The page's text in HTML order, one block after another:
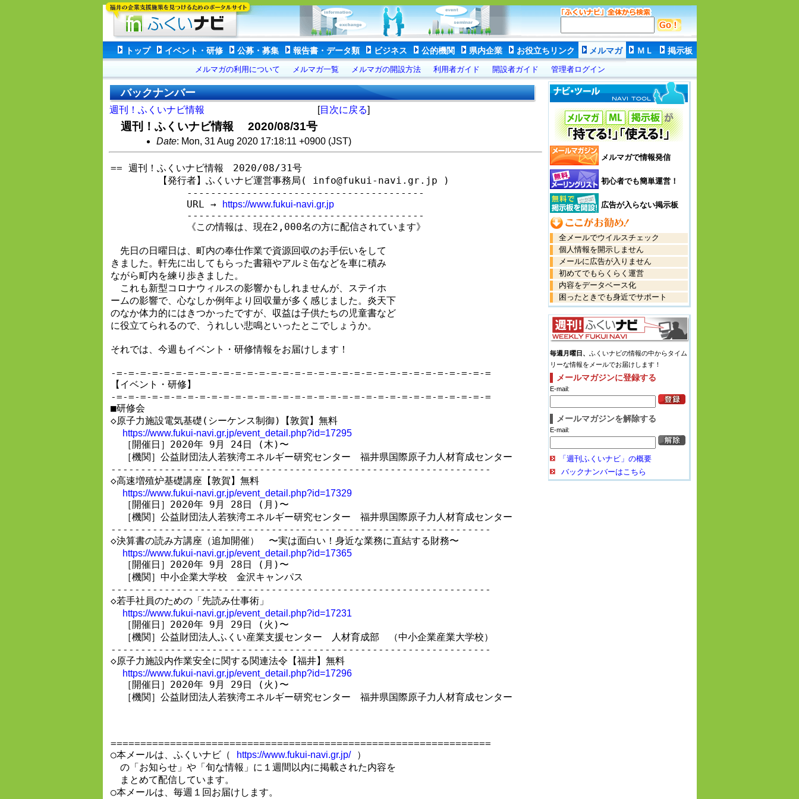
トップ イベント・研修 公募・募集 報告書・データ類 ビジネス 公的機関 県内企業 お役立ちリンク メルマガ ＭＬ 掲示板
メルマガの利用について メルマガ一覧 メルマガの開設方法 利用者ガイド 開設者ガイド 管理者ログイン
バックナンバー
週刊！ふくいナビ情報 [目次に戻る]
週刊！ふくいナビ情報 2020/08/31号
Date: Mon, 31 Aug 2020 17:18:11 +0900 (JST)
== 週刊！ふくいナビ情報　2020/08/31号
【発行者】ふくいナビ運営事務局( info@fukui-navi.gr.jp )
----------------------------------------
URL →
https://www.fukui-navi.gr.jp
----------------------------------------
《この情報は、現在2,000名の方に配信されています》
先日の日曜日は、町内の奉仕作業で資源回収のお手伝いをして
きました。軒先に出してもらった書籍やアルミ缶などを車に積み
ながら町内を練り歩きました。
これも新型コロナウィルスの影響かもしれませんが、ステイホ
ームの影響で、心なしか例年より回収量が多く感じました。炎天下
のなか体力的にはきつかったですが、収益は子供たちの児童書など
に役立てられるので、うれしい悲鳴といったとこでしょうか。
それでは、今週もイベント・研修情報をお届けします！
-=-=-=-=-=-=-=-=-=-=-=-=-=-=-=-=-=-=-=-=-=-=-=-=-=-=-=-=-=-=-=-=
【イベント・研修】
-=-=-=-=-=-=-=-=-=-=-=-=-=-=-=-=-=-=-=-=-=-=-=-=-=-=-=-=-=-=-=-=
■研修会
◇原子力施設電気基礎(シーケンス制御)【敦賀】無料
https://www.fukui-navi.gr.jp/event_detail.php?id=17295
  ［開催日］2020年 9月 24日 (木)〜
  ［機関］公益財団法人若狭湾エネルギー研究センター　福井県国際原子力人材育成センター
----------------------------------------------------------------
◇高速増殖炉基礎講座【敦賀】無料
https://www.fukui-navi.gr.jp/event_detail.php?id=17329
  ［開催日］2020年 9月 28日 (月)〜
  ［機関］公益財団法人若狭湾エネルギー研究センター　福井県国際原子力人材育成センター
----------------------------------------------------------------
◇決算書の読み方講座（追加開催）　〜実は面白い！身近な業務に直結する財務〜
https://www.fukui-navi.gr.jp/event_detail.php?id=17365
  ［開催日］2020年 9月 28日 (月)〜
  ［機関］中小企業大学校　金沢キャンパス
----------------------------------------------------------------
◇若手社員のための「先読み仕事術」
https://www.fukui-navi.gr.jp/event_detail.php?id=17231
  ［開催日］2020年 9月 29日 (火)〜
  ［機関］公益財団法人ふくい産業支援センター　人材育成部　（中小企業産業大学校）
----------------------------------------------------------------
◇原子力施設内作業安全に関する関連法令【福井】無料
https://www.fukui-navi.gr.jp/event_detail.php?id=17296
  ［開催日］2020年 9月 29日 (火)〜
  ［機関］公益財団法人若狭湾エネルギー研究センター　福井県国際原子力人材育成センター
================================================================
○本メールは、ふくいナビ（
https://www.fukui-navi.gr.jp/ ）
の「お知らせ」や「旬な情報」に１週間以内に掲載された内容を
まとめて配信しています。
○本メールは、毎週１回お届けします。
メルマガで情報発信
初心者でも簡単運営！
広告が入らない掲示板
全メールでウイルスチェック
個人情報を開示しません
メールに広告が入りません
初めてでもらくらく運営
内容をデータベース化
困ったときでも身近でサポート
毎週月曜日、 ふくいナビの情報の中からタイム
リーな情報をメールでお届けします！
メールマガジンに登録する
E-mail:
メールマガジンを解除する
E-mail:
「週刊ふくいナビ」の概要
バックナンバーはこちら